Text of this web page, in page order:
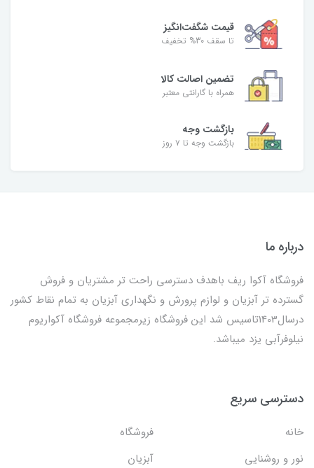
قیمت شگفت‌انگیز
تا سقف 30% تخفیف
تضمین اصالت کالا
همراه با گارانتی معتبر
بازگشت وجه
بازگشت وجه تا ۷ روز
درباره ما
فروشگاه آکوا ریف باهدف دسترسی راحت تر مشتریان و فروش
گسترده تر آبزیان و لوازم پرورش و نگهداری آبزیان به تمام نقاط کشور
درسال1403تاسیس شد این فروشگاه زیرمجموعه فروشگاه آکواریوم
نیلوفرآبی یزد میباشد.
دسترسی سریع
خانه
فروشگاه
نور و روشنایی
آبزیان